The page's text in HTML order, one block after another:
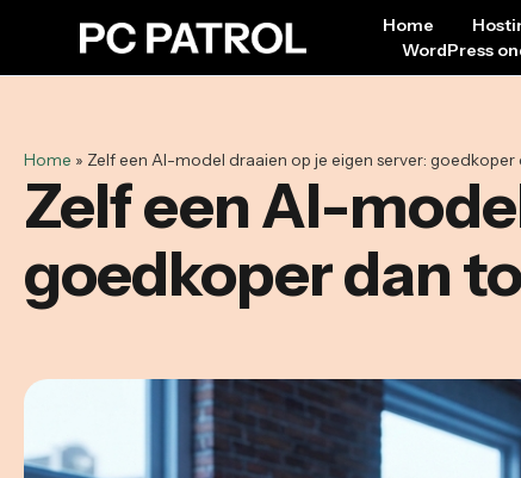
Home
WordPress
Home » Zelf een AI-model draaien op je eigen server: goedkoper
Zelf een AI-
goedkoper dan